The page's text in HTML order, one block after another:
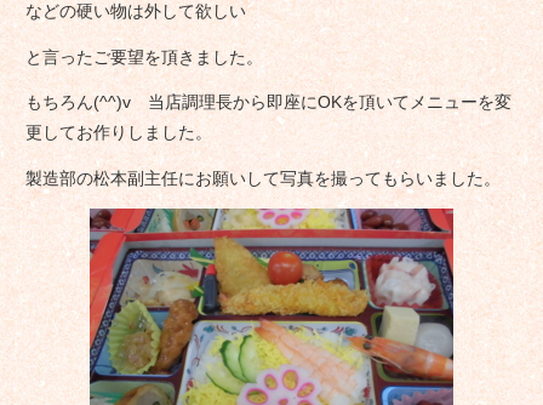
などの硬い物は外して欲しい
と言ったご要望を頂きました。
もちろん(^^)v 当店調理長から即座にOKを頂いてメニューを変
更してお作りしました。
製造部の松本副主任にお願いして写真を撮ってもらいました。